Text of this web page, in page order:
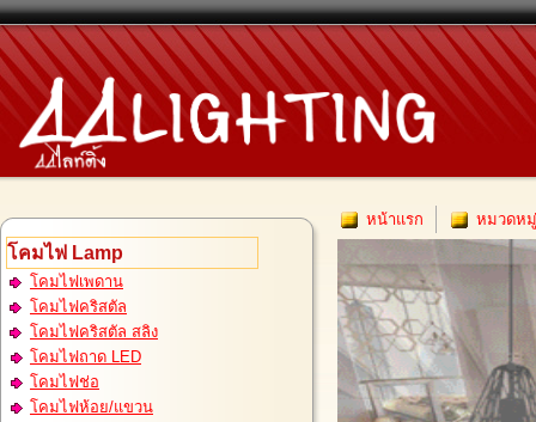
โคมไฟ Lamp
โคมไฟเพดาน
โคมไฟคริสตัล
โคมไฟคริสตัล สลิง
โคมไฟถาด LED
โคมไฟช่อ
โคมไฟห้อย/แขวน
หน้าแรก หมวดหมู่